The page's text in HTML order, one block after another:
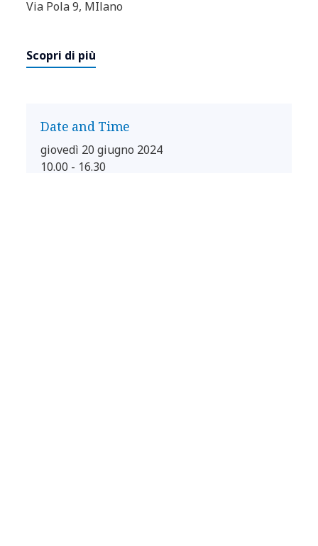
Via Pola 9, MIlano
Scopri di più
Date and Time
giovedì 20 giugno 2024
10.00 - 16.30